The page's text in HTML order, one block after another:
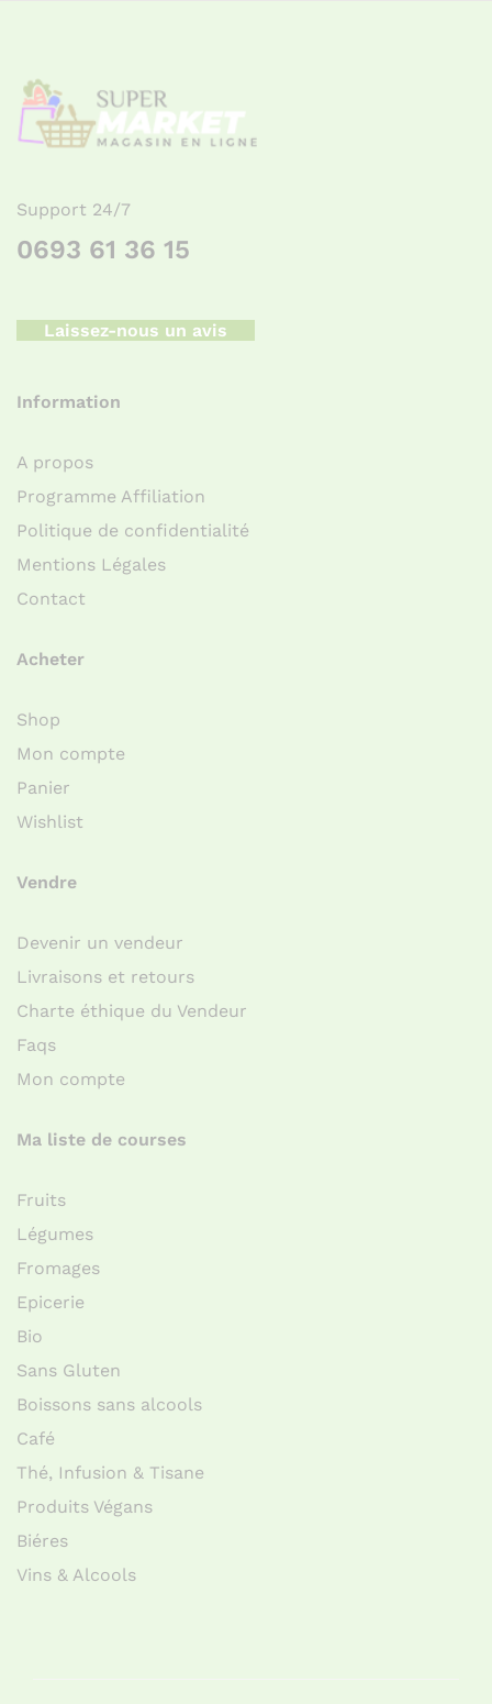
Support 24/7
0693 61 36 15
Laissez-nous un avis
Information
A propos
Programme Affiliation
Politique de confidentialité
Mentions Légales
Contact
Acheter
Shop
Mon compte
Panier
Wishlist
Vendre
Devenir un vendeur
Livraisons et retours
Charte éthique du Vendeur
Faqs
Mon compte
Ma liste de courses
Fruits
Légumes
Fromages
Epicerie
Bio
Sans Gluten
Boissons sans alcools
Café
Thé, Infusion & Tisane
Produits Végans
Biéres
Vins & Alcools